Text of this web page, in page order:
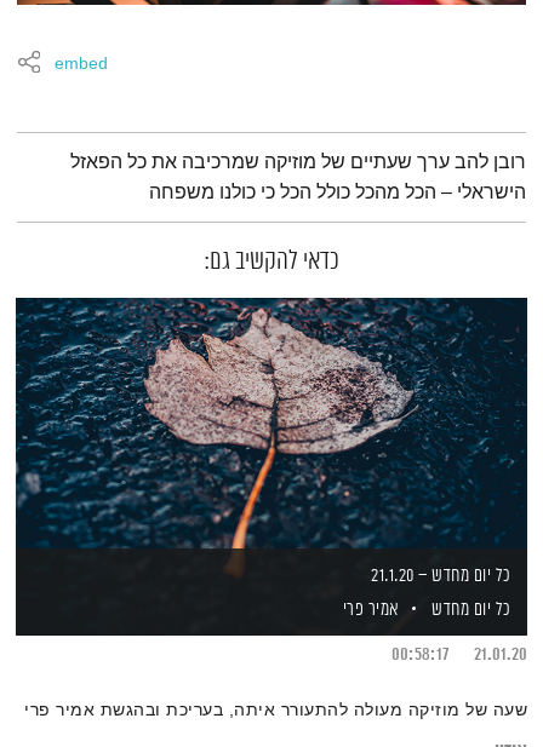
embed
תמצית הפודקאסט
רובן להב ערך שעתיים של מוזיקה שמרכיבה את כל הפאזל
הישראלי – הכל מהכל כולל הכל כי כולנו משפחה
כדאי להקשיב גם:
כל יום מחדש – 21.1.20
כל יום מחדש
אמיר פרי
21.01.20
00:58:17
שעה של מוזיקה מעולה להתעורר איתה, בעריכת ובהגשת אמיר פרי